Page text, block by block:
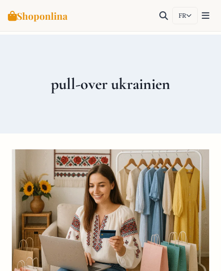
Shoponlina FR
pull-over ukrainien